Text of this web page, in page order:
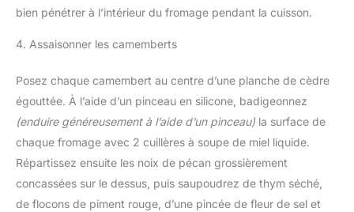
bien pénétrer à l’intérieur du fromage pendant la cuisson.
4. Assaisonner les camemberts
Posez chaque camembert au centre d’une planche de cèdre
égouttée. À l’aide d’un pinceau en silicone, badigeonnez
(enduire généreusement à l’aide d’un pinceau) la surface de
chaque fromage avec 2 cuillères à soupe de miel liquide.
Répartissez ensuite les noix de pécan grossièrement
concassées sur le dessus, puis saupoudrez de thym séché,
de flocons de piment rouge, d’une pincée de fleur de sel et